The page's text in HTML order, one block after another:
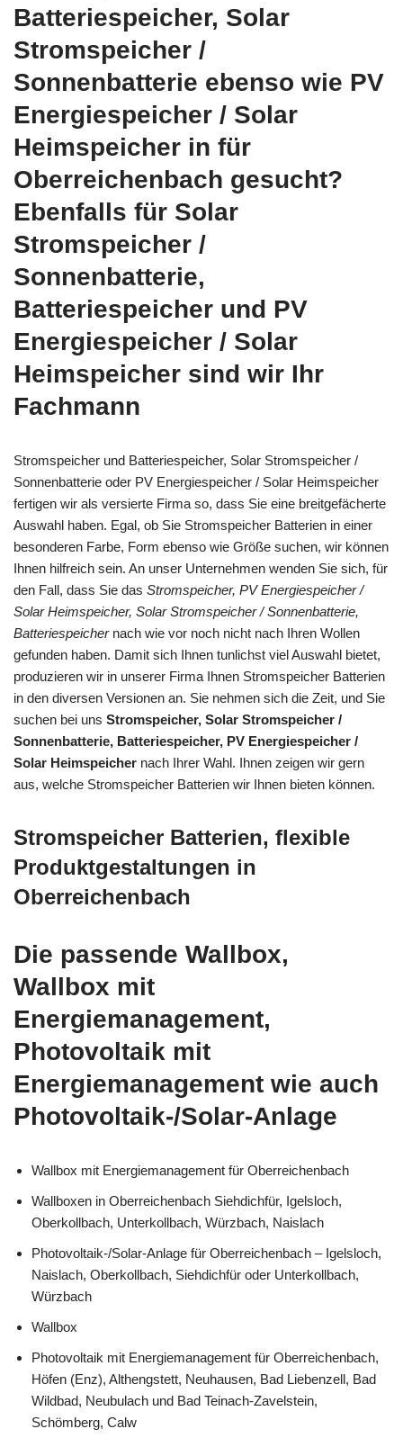
Batteriespeicher, Solar
Stromspeicher /
Sonnenbatterie ebenso wie PV
Energiespeicher / Solar
Heimspeicher in für
Oberreichenbach gesucht?
Ebenfalls für Solar
Stromspeicher /
Sonnenbatterie,
Batteriespeicher und PV
Energiespeicher / Solar
Heimspeicher sind wir Ihr
Fachmann
Stromspeicher und Batteriespeicher, Solar Stromspeicher /
Sonnenbatterie oder PV Energiespeicher / Solar Heimspeicher
fertigen wir als versierte Firma so, dass Sie eine breitgefächerte
Auswahl haben. Egal, ob Sie Stromspeicher Batterien in einer
besonderen Farbe, Form ebenso wie Größe suchen, wir können
Ihnen hilfreich sein. An unser Unternehmen wenden Sie sich, für
den Fall, dass Sie das Stromspeicher, PV Energiespeicher /
Solar Heimspeicher, Solar Stromspeicher / Sonnenbatterie,
Batteriespeichernach wie vor noch nicht nach Ihren Wollen
gefunden haben. Damit sich Ihnen tunlichst viel Auswahl bietet,
produzieren wir in unserer Firma Ihnen Stromspeicher Batterien
in den diversen Versionen an. Sie nehmen sich die Zeit, und Sie
suchen bei uns Stromspeicher, Solar Stromspeicher /
Sonnenbatterie, Batteriespeicher, PV Energiespeicher /
Solar Heimspeicher nach Ihrer Wahl. Ihnen zeigen wir gern
aus, welche Stromspeicher Batterien wir Ihnen bieten können.
Stromspeicher Batterien, flexible
Produktgestaltungen in
Oberreichenbach
Die passende Wallbox,
Wallbox mit
Energiemanagement,
Photovoltaik mit
Energiemanagement wie auch
Photovoltaik-/Solar-Anlage
Wallbox mit Energiemanagement für Oberreichenbach
Wallboxen in Oberreichenbach Siehdichfür, Igelsloch,
Oberkollbach, Unterkollbach, Würzbach, Naislach
Photovoltaik-/Solar-Anlage für Oberreichenbach – Igelsloch,
Naislach, Oberkollbach, Siehdichfür oder Unterkollbach,
Würzbach
Wallbox
Photovoltaik mit Energiemanagement für Oberreichenbach,
Höfen (Enz), Althengstett, Neuhausen, Bad Liebenzell, Bad
Wildbad, Neubulach und Bad Teinach-Zavelstein,
Schömberg, Calw